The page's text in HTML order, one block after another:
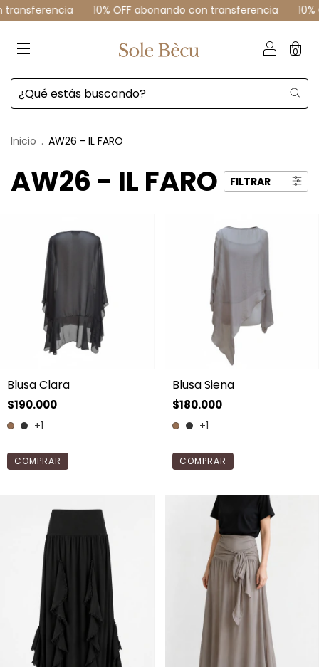
con transferencia 10% OFF abonando con
0
Inicio . AW26 - IL FARO
AW26 - IL FARO FILTRAR
Blusa Clara
$190.000
+1
COMPRAR
Blusa Siena
$180.000
+1
COMPRAR